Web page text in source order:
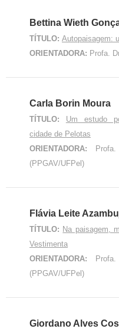
Bettina Wieth
TÍTULO: Autopaisagem:
ORIENTADORA: Profa.
Carla Borin Moura
TÍTULO:
Um estudo
cidade de Pelotas
ORIENTADORA: Profa.
(PPGAV/UFPel)
Flávia Leite
TÍTULO: Na paisagem,
Vestimenta
ORIENTADORA: Profa.
(PPGAV/UFPel)
Giordano Alves